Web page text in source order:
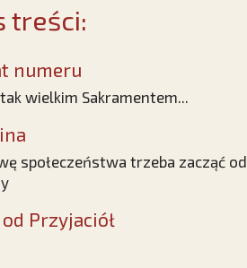
treści:
numeru
wielkim Sakramentem...
społeczeństwa trzeba zacząć od
Przyjaciół